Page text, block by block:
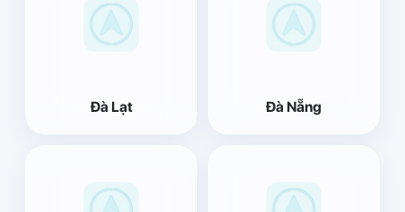
Đà Lạt Đà Nẵng